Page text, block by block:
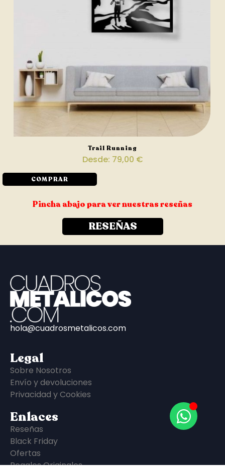
Trail Running
Desde: 79,00 €
COMPRAR
Pincha abajo para ver nuestras reseñas
RESEÑAS
hola@cuadrosmetalicos.com
Legal
Sobre Nosotros
Envío y devoluciones
Privacidad y Cookies
Enlaces
Reseñas
Black Friday
Ofertas